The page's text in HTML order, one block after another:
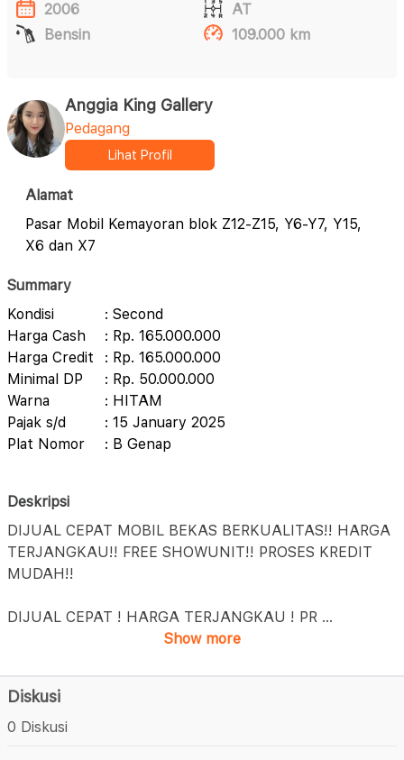
2006
AT
Bensin
109.000 km
Anggia King Gallery
Pedagang
Lihat Profil
Alamat
Pasar Mobil Kemayoran blok Z12-Z15, Y6-Y7, Y15,
X6 dan X7
Summary
Kondisi
: Second
Harga Cash
: Rp. 165.000.000
Harga Credit
: Rp. 165.000.000
Minimal DP
: Rp. 50.000.000
Warna
: HITAM
Pajak s/d
: 15 January 2025
Plat Nomor
: B Genap
Deskripsi
DIJUAL CEPAT MOBIL BEKAS BERKUALITAS!! HARGA
TERJANGKAU!! FREE SHOWUNIT!! PROSES KREDIT
MUDAH!!
DIJUAL CEPAT ! HARGA TERJANGKAU ! PR ...
Show more
Diskusi
0 Diskusi